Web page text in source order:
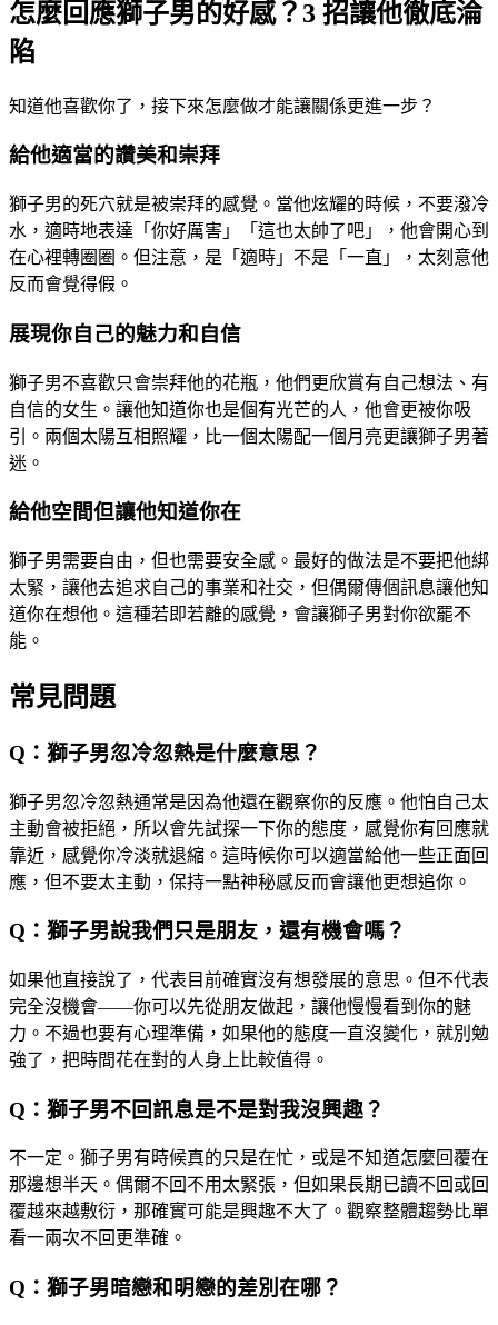
怎麼回應獅子男的好感？3 招讓他徹底淪
陷
知道他喜歡你了，接下來怎麼做才能讓關係更進一步？
給他適當的讚美和崇拜
獅子男的死穴就是被崇拜的感覺。當他炫耀的時候，不要潑冷
水，適時地表達「你好厲害」「這也太帥了吧」，他會開心到
在心裡轉圈圈。但注意，是「適時」不是「一直」，太刻意他
反而會覺得假。
展現你自己的魅力和自信
獅子男不喜歡只會崇拜他的花瓶，他們更欣賞有自己想法、有
自信的女生。讓他知道你也是個有光芒的人，他會更被你吸
引。兩個太陽互相照耀，比一個太陽配一個月亮更讓獅子男著
迷。
給他空間但讓他知道你在
獅子男需要自由，但也需要安全感。最好的做法是不要把他綁
太緊，讓他去追求自己的事業和社交，但偶爾傳個訊息讓他知
道你在想他。這種若即若離的感覺，會讓獅子男對你欲罷不
能。
常見問題
Q：獅子男忽冷忽熱是什麼意思？
獅子男忽冷忽熱通常是因為他還在觀察你的反應。他怕自己太
主動會被拒絕，所以會先試探一下你的態度，感覺你有回應就
靠近，感覺你冷淡就退縮。這時候你可以適當給他一些正面回
應，但不要太主動，保持一點神秘感反而會讓他更想追你。
Q：獅子男說我們只是朋友，還有機會嗎？
如果他直接說了，代表目前確實沒有想發展的意思。但不代表
完全沒機會——你可以先從朋友做起，讓他慢慢看到你的魅
力。不過也要有心理準備，如果他的態度一直沒變化，就別勉
強了，把時間花在對的人身上比較值得。
Q：獅子男不回訊息是不是對我沒興趣？
不一定。獅子男有時候真的只是在忙，或是不知道怎麼回覆在
那邊想半天。偶爾不回不用太緊張，但如果長期已讀不回或回
覆越來越敷衍，那確實可能是興趣不大了。觀察整體趨勢比單
看一兩次不回更準確。
Q：獅子男暗戀和明戀的差別在哪？